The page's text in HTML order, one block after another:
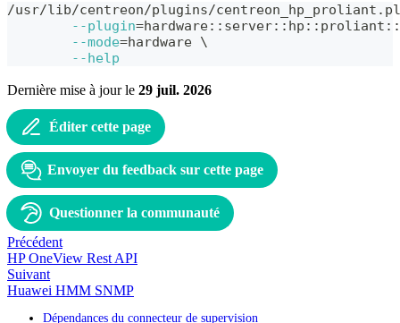
/usr/lib/centreon/plugins/
--plugin=
--mode=hardware \
--help
Dernière mise à jourle 29 juil. 2026
Éditer cette page
Envoyer du feedback sur cette page
Questionner la communauté
Précédent
HP OneView Rest API
Suivant
Huawei HMM SNMP
Dépendances du connecteur de supervision